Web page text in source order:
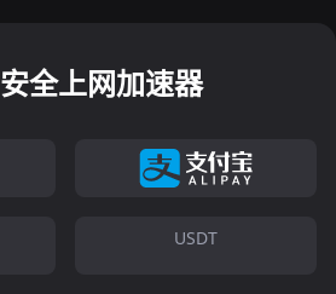
安全上网加速器
USDT